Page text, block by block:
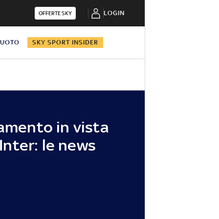
OFFERTE SKY LOGIN
SKY SPORT INSIDER
in vista
le news